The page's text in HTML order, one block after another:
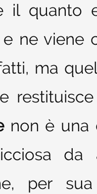
il quanto
ne viene
ma
non è una
da
per